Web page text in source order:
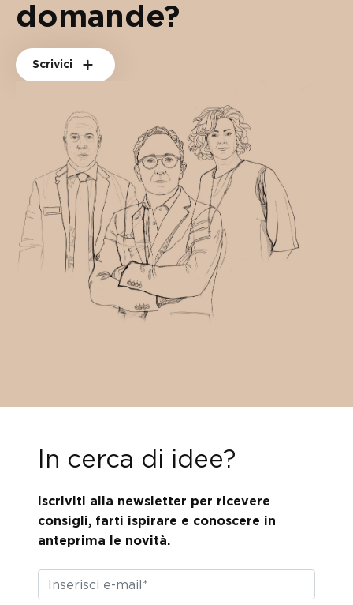
domande?
Scrivici
In cerca di idee?
Iscriviti alla newsletter per ricevere
consigli, farti ispirare e conoscere in
anteprima le novità.